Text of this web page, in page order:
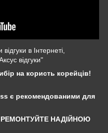
в Інтернеті,
відгуки"
на користь корейців!
є рекомендованими для
- РЕМОНТУЙТЕ НАДІЙНОЮ